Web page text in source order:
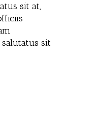
sit at,
sit